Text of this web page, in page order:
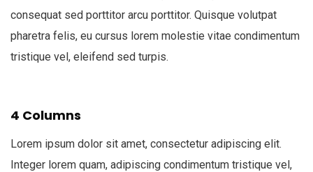
consequat sed porttitor arcu porttitor. Quisque volutpat
pharetra felis, eu cursus lorem molestie vitae condimentum
tristique vel, eleifend sed turpis.
4 Columns
Lorem ipsum dolor sit amet, consectetur adipiscing elit.
Integer lorem quam, adipiscing condimentum tristique vel,